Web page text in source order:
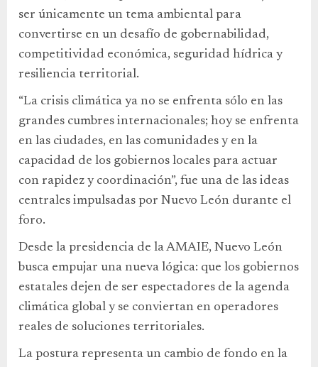
ser únicamente un tema ambiental para
convertirse en un desafío de gobernabilidad,
competitividad económica, seguridad hídrica y
resiliencia territorial.
“La crisis climática ya no se enfrenta sólo en las
grandes cumbres internacionales; hoy se enfrenta
en las ciudades, en las comunidades y en la
capacidad de los gobiernos locales para actuar
con rapidez y coordinación”, fue una de las ideas
centrales impulsadas por Nuevo León durante el
foro.
Desde la presidencia de la AMAIE, Nuevo León
busca empujar una nueva lógica: que los gobiernos
estatales dejen de ser espectadores de la agenda
climática global y se conviertan en operadores
reales de soluciones territoriales.
La postura representa un cambio de fondo en la